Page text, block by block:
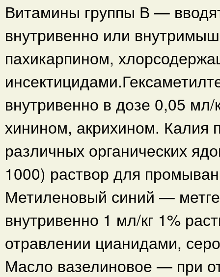
Витамины группы В —
внутривенно или
пахикарпином,
внутривенно в дозе 0,05 мл/
хинином, акрихином. Калия
различных органических
1000) раствор для
Метиленовый синий —
внутривенно 1 мл/кг 1%
отравлении цианидами,
Масло вазелиновое — при